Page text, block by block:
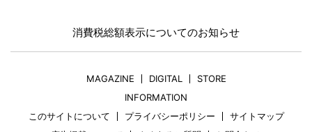
消費税総額表示についてのお知らせ
MAGAZINE DIGITAL
STORE
INFORMATION
このサイトについて
プライバシーポリシー
サイトマップ